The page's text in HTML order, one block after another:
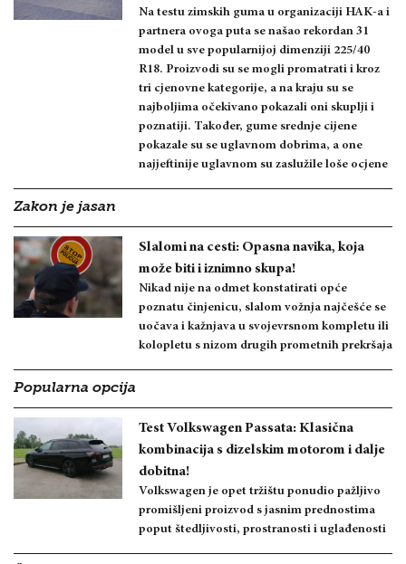
Na testu zimskih guma u organizaciji HAK-a i
partnera ovoga puta se našao rekordan 31
model u sve popularnijoj dimenziji 225/40
R18. Proizvodi su se mogli promatrati i kroz
tri cjenovne kategorije, a na kraju su se
najboljima očekivano pokazali oni skuplji i
poznatiji. Također, gume srednje cijene
pokazale su se uglavnom dobrima, a one
najjeftinije uglavnom su zaslužile loše ocjene
Zakon je jasan
Slalomi na cesti: Opasna navika, koja
može biti i iznimno skupa!
Nikad nije na odmet konstatirati opće
poznatu činjenicu, slalom vožnja najčešće se
uočava i kažnjava u svojevrsnom kompletu ili
kolopletu s nizom drugih prometnih prekršaja
Popularna opcija
Test Volkswagen Passata: Klasična
kombinacija s dizelskim motorom i dalje
dobitna!
Volkswagen je opet tržištu ponudio pažljivo
promišljeni proizvod s jasnim prednostima
poput štedljivosti, prostranosti i uglađenosti